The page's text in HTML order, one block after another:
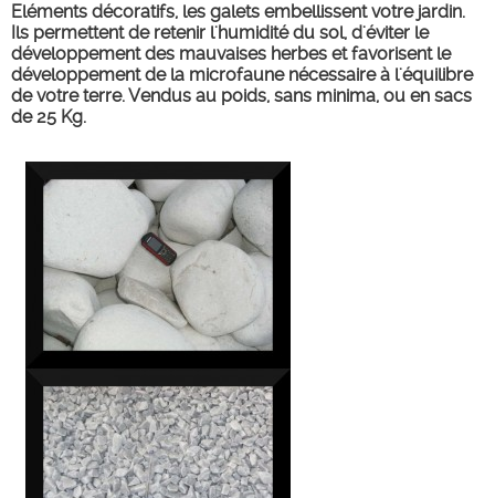
Eléments décoratifs, les galets embellissent votre jardin.
Ils permettent de retenir l'humidité du sol, d'éviter le
développement des mauvaises herbes et favorisent le
développement de la microfaune nécessaire à l'équilibre
de votre terre. Vendus au poids, sans minima, ou en sacs
de 25 Kg.